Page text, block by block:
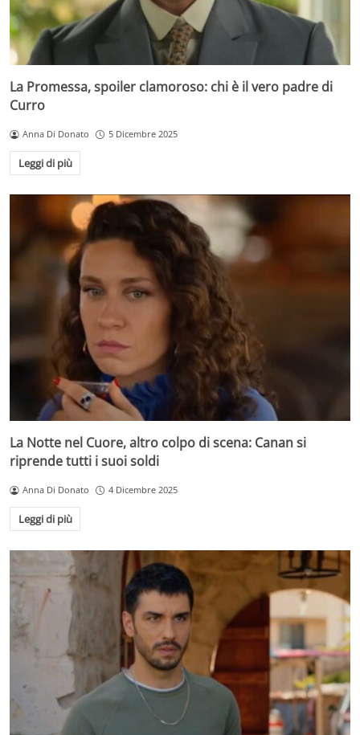
La Promessa, spoiler clamoroso: chi è il vero padre di
Curro
Anna Di Donato 5 Dicembre 2025
Leggi di più
La Notte nel Cuore, altro colpo di scena: Canan si
riprende tutti i suoi soldi
Anna Di Donato 4 Dicembre 2025
Leggi di più